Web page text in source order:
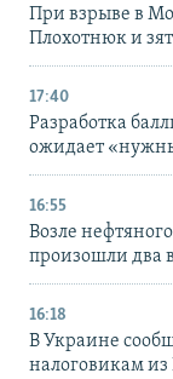
При взрыве в
Плохотнюк и
17:40
Разработка
ожидает
16:55
Возле
произошли два
16:18
В Украине
налоговикам